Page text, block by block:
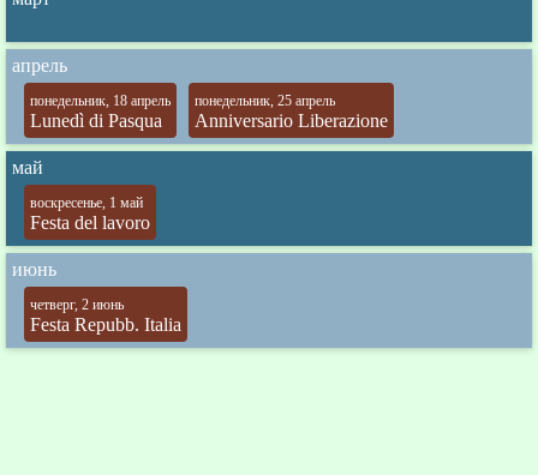
апрель
понедельник, 18 апрель
Lunedì di Pasqua
понедельник, 25 апрель
Anniversario Liberazione
май
воскресенье, 1 май
Festa del lavoro
июнь
четверг, 2 июнь
Festa Repubb. Italia